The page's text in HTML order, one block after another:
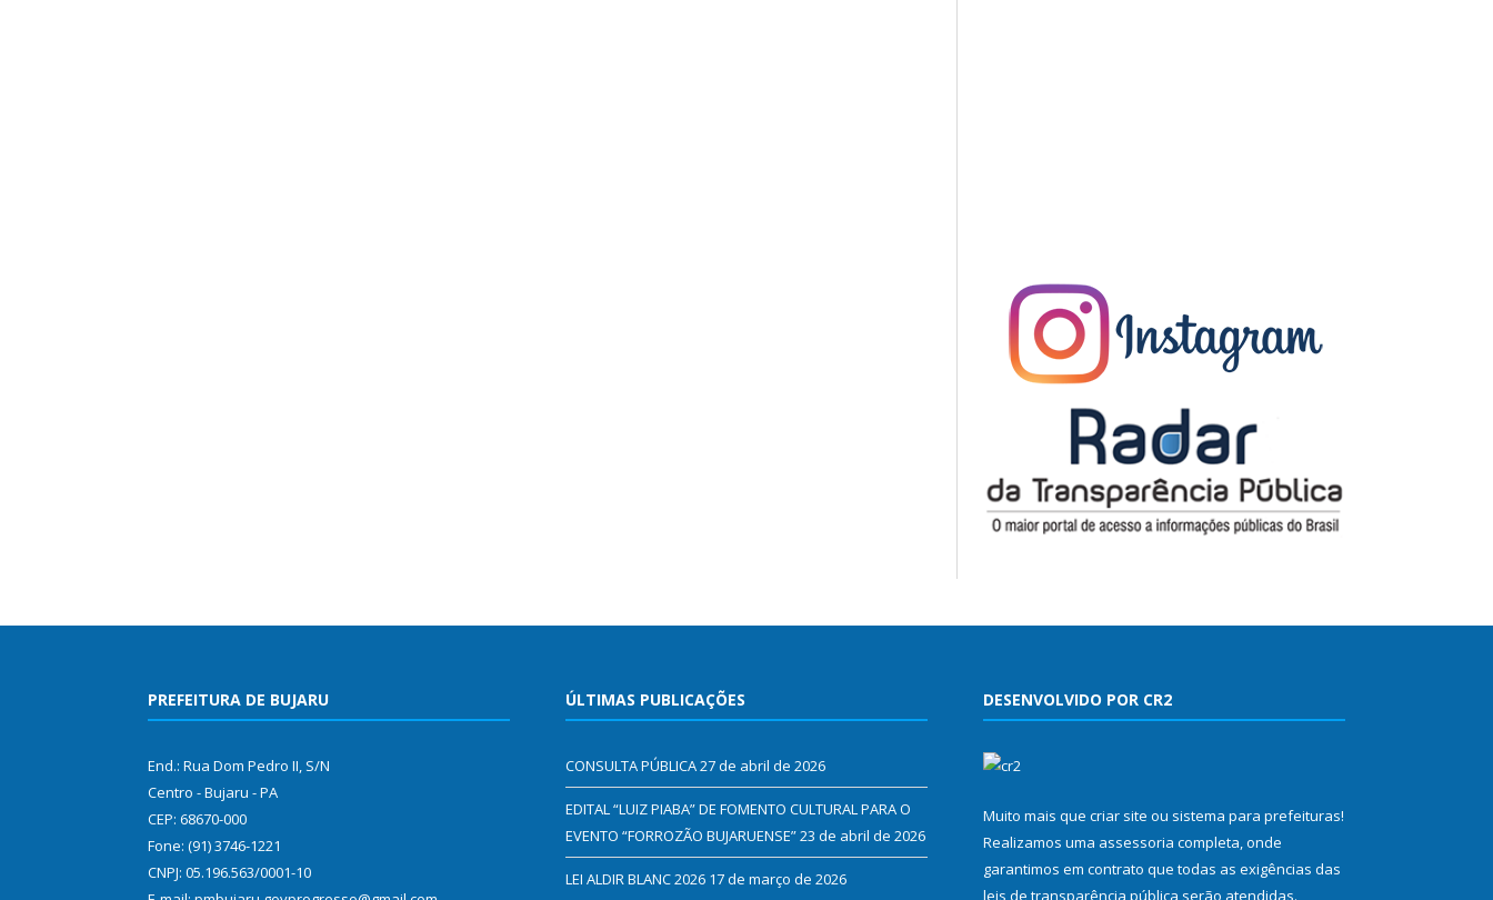
PREFEITURA DE BUJARU
End.: Rua Dom Pedro II, S/N
Centro - Bujaru - PA
CEP: 68670-000
Fone: (91) 3746-1221
CNPJ: 05.196.563/0001-10
ÚLTIMAS PUBLICAÇÕES
CONSULTA PÚBLICA27 de abril de 2026
EDITAL “LUIZ PIABA” DE FOMENTO CULTURAL PARA O
EVENTO “FORROZÃO BUJARUENSE”23 de abril de 2026
LEI ALDIR BLANC 2026 17 de março de 2026
DESENVOLVIDO POR CR2
Muito mais que criar site ou sistema para prefeituras!
Realizamos uma assessoria completa, onde
garantimos em contrato que todas as exigências das
leis de transparência pública serão atendidas.